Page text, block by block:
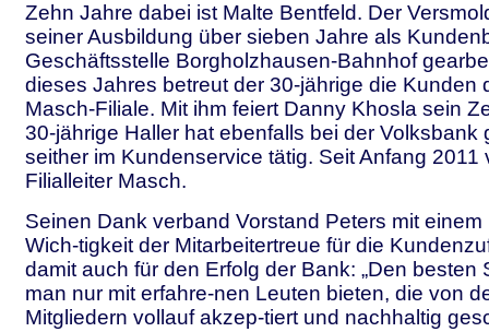
Zehn Jahre dabei ist Malte Bentfeld. Der
seiner Ausbildung über sieben Jahre als
Geschäftsstelle Borgholzhausen-Bahnhof
dieses Jahres betreut der 30-jährige die Kunden
Masch-Filiale. Mit ihm feiert Danny Khosla sein
30-jährige Haller hat ebenfalls bei der Volksbank
seither im Kundenservice tätig. Seit Anfang 2011
Filialleiter Masch.
Seinen Dank verband Vorstand Peters mit
Wich-tigkeit der Mitarbeitertreue für die
damit auch für den Erfolg der Bank: „Den besten
man nur mit erfahre-nen Leuten bieten, die von
Mitgliedern vollauf akzep-tiert und nachhaltig